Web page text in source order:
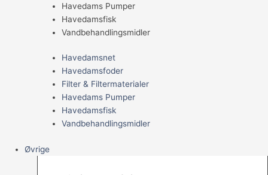
Havedams Pumper
Havedamsfisk
Vandbehandlingsmidler
Havedamsnet
Havedamsfoder
Filter & Filtermaterialer
Havedams Pumper
Havedamsfisk
Vandbehandlingsmidler
Øvrige